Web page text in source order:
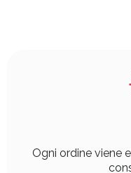
Ogni ordine viene